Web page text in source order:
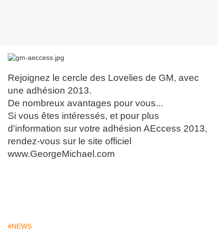
Rejoignez le cercle des Lovelies de GM, avec
une adhésion 2013.
De nombreux avantages pour vous...
Si vous êtes intéressés, et pour plus
d'information sur votre adhésion AEccess 2013,
rendez-vous sur le site officiel
www.GeorgeMichael.com
#NEWS